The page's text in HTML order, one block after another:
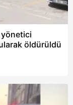
öldürüldü